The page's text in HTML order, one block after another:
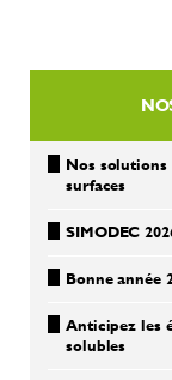
Nos
surfaces
SIMODEC
Bonne année
Anticipez les
solubles